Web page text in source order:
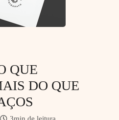
QUE
DO QUE